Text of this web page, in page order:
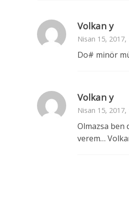
Volkan y
Nisan 15, 2017,
Do# minör
Volkan y
Nisan 15, 2017,
Olmazsa ben
verem…